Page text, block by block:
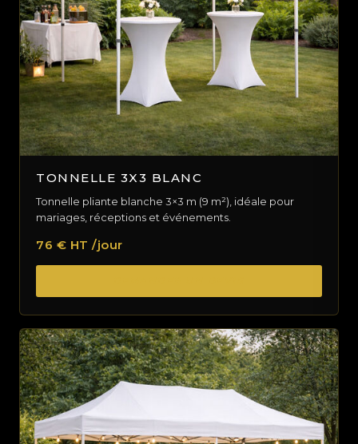
TONNELLE 3X3 BLANC
Tonnelle pliante blanche 3×3 m (9 m²), idéale pour
mariages, réceptions et événements.
76 € HT /jour